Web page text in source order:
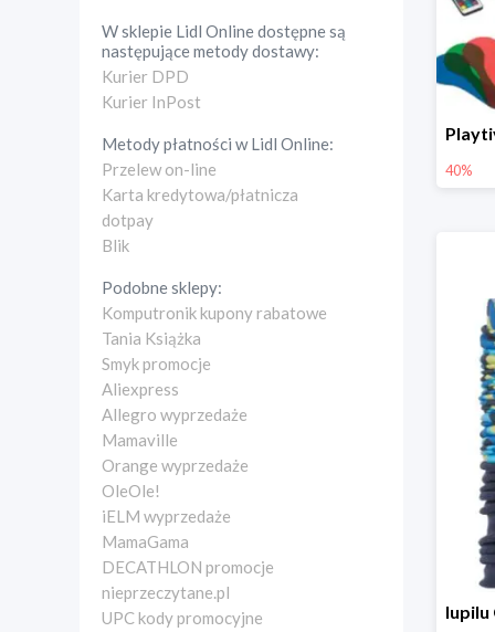
W sklepie Lidl Onlinedostępne są
następujące metody dostawy:
Kurier DPD
Kurier InPost
Metody płatności wLidl Online:
Przelew on-line
Karta kredytowa/płatnicza
dotpay
Blik
Podobne sklepy:
Komputronik kupony rabatowe
Tania Książka
Smyk promocje
Aliexpress
Allegro wyprzedaże
Mamaville
Orange wyprzedaże
OleOle!
iELM wyprzedaże
MamaGama
DECATHLON promocje
nieprzeczytane.pl
UPC kody promocyjne
40%